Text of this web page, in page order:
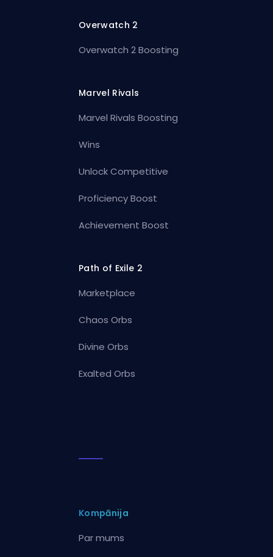
Overwatch 2
Overwatch 2 Boosting
Marvel Rivals
Marvel Rivals Boosting
Wins
Unlock Competitive
Proficiency Boost
Achievement Boost
Path of Exile 2
Marketplace
Chaos Orbs
Divine Orbs
Exalted Orbs
Kompānija
Par mums